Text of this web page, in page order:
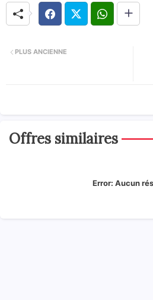
PLUS ANCIENNE
Offres similaires
Error: Aucun